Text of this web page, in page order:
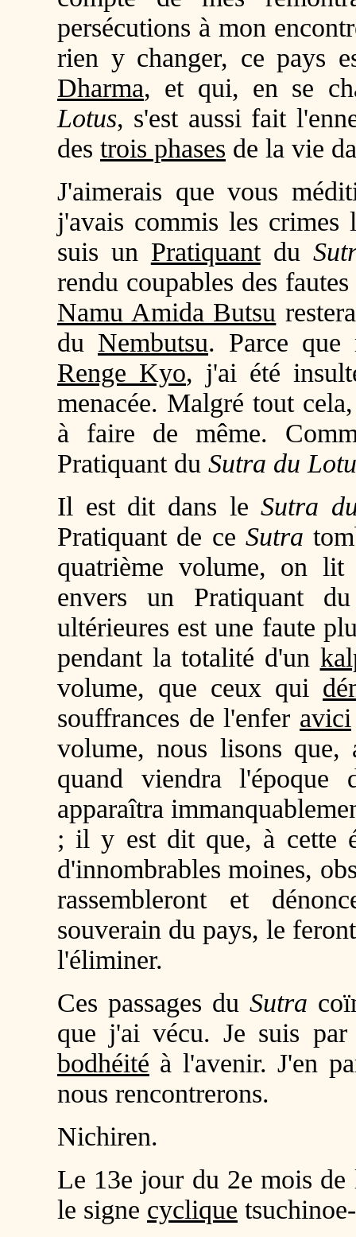
persécutions à mon
rien y changer, ce pays
Dharma, et qui, en se
Lotus, s'est aussi fait
des trois phases de la vie
J'aimerais que vous
j'avais commis les
suis un Pratiquantdu
rendu coupables des
Namu Amida Butsu
du Nembutsu. Parce
Renge Kyo, j'ai été
menacée. Malgré tout
à faire de même.
Pratiquant du Sutra du
Il est dit dans leSutra
Pratiquant de ce Sutra
quatrième volume, on
envers un Pratiquant
ultérieures est une faute
pendant la totalité d'un
volume, que ceux qui
souffrances de l'enfer avici
volume, nous lisons que,
quand viendra l'époque
apparaîtra
; il y est dit que, à cette
d'innombrables moines,
rassembleront et
souverain du pays, le
l'éliminer.
Ces passages du Sutra
que j'ai vécu. Je suis par
bodhéité à l'avenir. J'en
nous rencontrerons.
Nichiren.
Le 13e jour du 2e mois
le signe cyclique